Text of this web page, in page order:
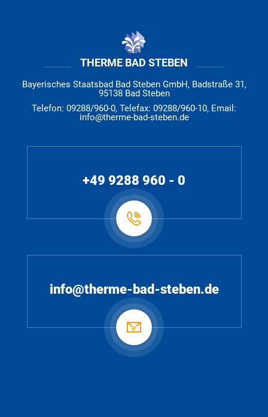
THERME BAD STEBEN
Bayerisches Staatsbad Bad Steben GmbH, Badstraße 31,
95138 Bad Steben
Telefon: 09288/960-0, Telefax: 09288/960-10, Email:
info@therme-bad-steben.de
+49 9288 960 - 0
info@therme-bad-steben.de